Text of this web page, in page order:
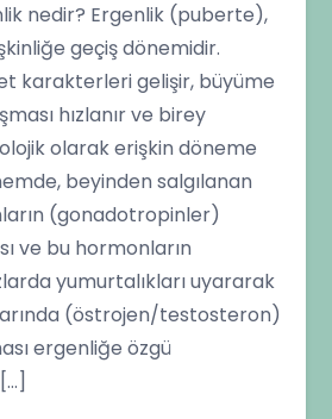
nedir? Ergenlik (puberte),
geçiş dönemidir.
karakterleri gelişir, büyüme
hızlanır ve birey
olarak erişkin döneme
beyinden salgılanan
(gonadotropinler)
ve bu hormonların
yumurtalıkları uyararak
(östrojen/testosteron)
ergenliğe özgü